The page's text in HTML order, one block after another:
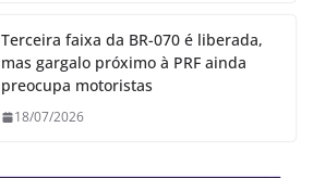
Terceira faixa da BR-070 é liberada,
mas gargalo próximo à PRF ainda
preocupa motoristas
18/07/2026